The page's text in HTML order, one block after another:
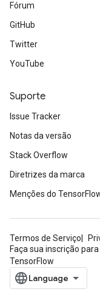
Fórum
GitHub
Twitter
YouTube
Suporte
Issue Tracker
Notas da versão
Stack Overflow
Diretrizes da marca
Menções do
Termos de Serviço
Faça sua inscrição
TensorFlow